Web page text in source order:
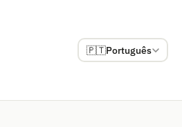
🇵🇹Português